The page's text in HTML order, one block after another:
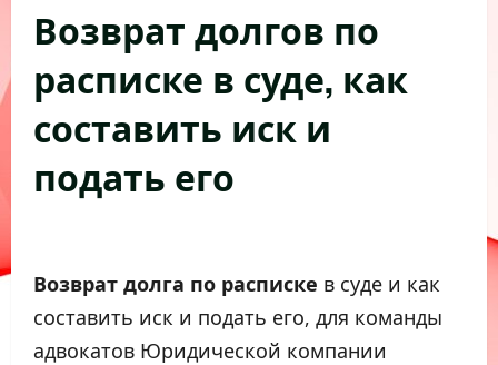
Возврат долгов по
расписке в суде, как
составить иск и
подать его
Возврат долга по расписке в суде и как
составить иск и подать его, для команды
адвокатов Юридической компании